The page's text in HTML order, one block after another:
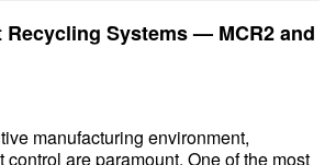
Recycling Systems — MCR2 and
manufacturing environment,
control are paramount. One of the most